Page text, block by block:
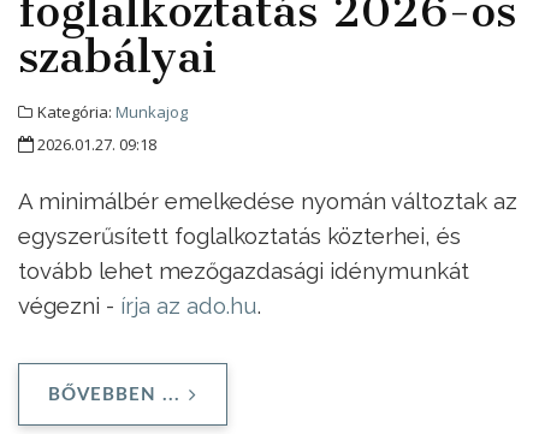
foglalkoztatás 2026-os
szabályai
Kategória: Munkajog
2026.01.27. 09:18
A minimálbér emelkedése nyomán változtak az
egyszerűsített foglalkoztatás közterhei, és
tovább lehet mezőgazdasági idénymunkát
végezni - írja az ado.hu.
BŐVEBBEN ...